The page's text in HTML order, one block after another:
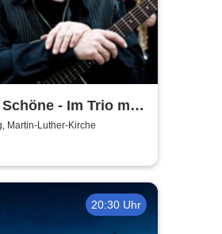
- Im Trio mit
Ich öffne die Tür
Martin-Luther-Kirche
20:30 Uhr